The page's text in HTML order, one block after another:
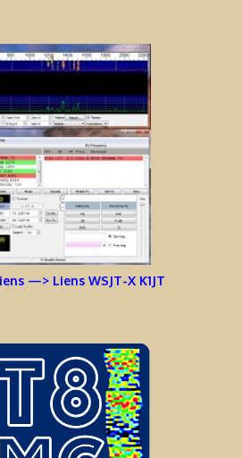
—> Liens WSJT-X K1JT